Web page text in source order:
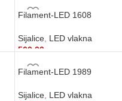
Filament-LED 1608
Sijalice, LED vlakna
560,00рсд
DODAJ U KORPU
Filament-LED 1989
Sijalice, LED vlakna